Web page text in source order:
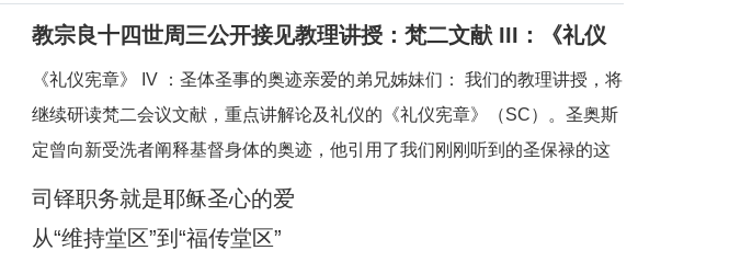
教宗良十四世周三公开接见教理讲授：梵二文献 III：《礼仪
《礼仪宪章》 IV ：圣体圣事的奥迹亲爱的弟兄姊妹们： 我们的教理讲授，将
继续研读梵二会议文献，重点讲解论及礼仪的《礼仪宪章》（SC）。圣奥斯
定曾向新受洗者阐释基督身体的奥迹，他引用了我们刚刚听到的圣保禄的这
句经文：“现在你们是基督的身体，各自都是肢体。”（格前12:27）他继而说
司铎职务就是耶稣圣心的爱
从“维持堂区”到“福传堂区”